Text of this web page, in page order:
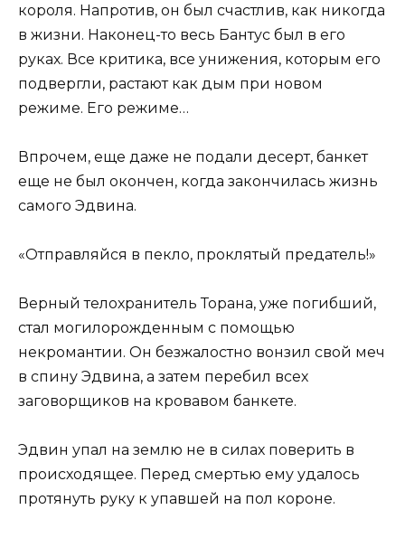
короля. Напротив, он был счастлив, как никогда
в жизни. Наконец-то весь Бантус был в его
руках. Все критика, все унижения, которым его
подвергли, растают как дым при новом
режиме. Его режиме…
Впрочем, еще даже не подали десерт, банкет
еще не был окончен, когда закончилась жизнь
самого Эдвина.
«Отправляйся в пекло, проклятый предатель!»
Верный телохранитель Торана, уже погибший,
стал могилорожденным с помощью
некромантии. Он безжалостно вонзил свой меч
в спину Эдвина, а затем перебил всех
заговорщиков на кровавом банкете.
Эдвин упал на землю не в силах поверить в
происходящее. Перед смертью ему удалось
протянуть руку к упавшей на пол короне.